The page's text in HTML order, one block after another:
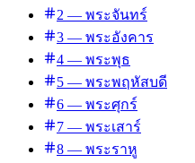
2 — พระจันทร์
3 — พระอังคาร
4 — พระพุธ
5 — พระพฤหัสบดี
6 — พระศุกร์
7 — พระเสาร์
8 — พระราหู